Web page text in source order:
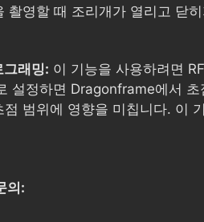
촬영할 때 조리개가 열리고 닫
그래밍: 이 기능을 사용하려면
설정하면 Dragonframe에서
점 범위에 영향을 미칩니다. 이
의: